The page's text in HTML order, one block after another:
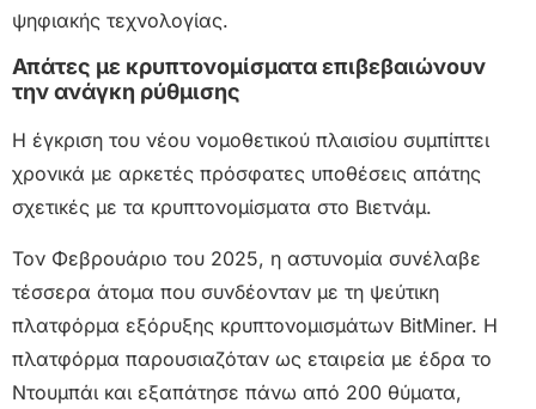
ψηφιακής τεχνολογίας.
Απάτες με κρυπτονομίσματα επιβεβαιώνουν
την ανάγκη ρύθμισης
Η έγκριση του νέου νομοθετικού πλαισίου συμπίπτει
χρονικά με αρκετές πρόσφατες υποθέσεις απάτης
σχετικές με τα κρυπτονομίσματα στο Βιετνάμ.
Τον Φεβρουάριο του 2025, η αστυνομία συνέλαβε
τέσσερα άτομα που συνδέονταν με τη ψεύτικη
πλατφόρμα εξόρυξης κρυπτονομισμάτων BitMiner. Η
πλατφόρμα παρουσιαζόταν ως εταιρεία με έδρα το
Ντουμπάι και εξαπάτησε πάνω από 200 θύματα,